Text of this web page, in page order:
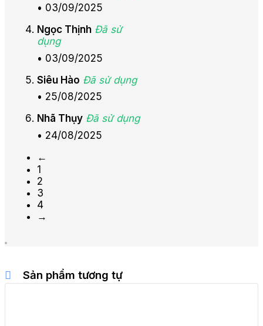
• 03/09/2025
Ngọc Thịnh Đã sử
dụng
• 03/09/2025
Siêu Hào Đã sử dụng
• 25/08/2025
Nhã Thụy Đã sử dụng
• 24/08/2025
←
1
2
3
4
→
Sản phẩm tương tự